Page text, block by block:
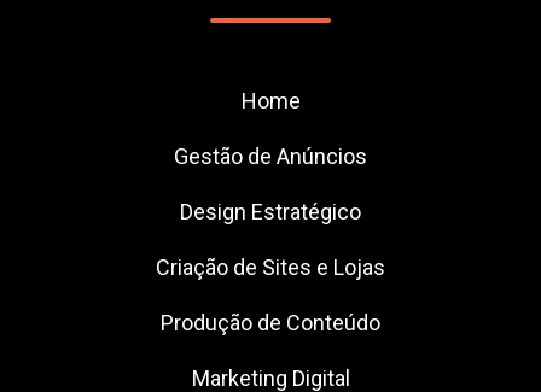
Home
Gestão de Anúncios
Design Estratégico
Criação de Sites e Lojas
Produção de Conteúdo
Marketing Digital